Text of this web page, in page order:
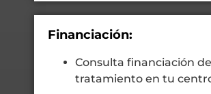
Financiación:
Consulta financiación
tratamiento en tu